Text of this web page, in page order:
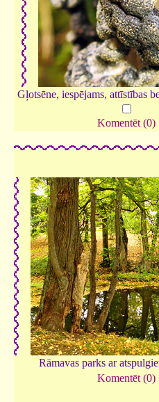
Gļotsēne, iespējams, attīstības
Komentēt (0)
Rāmavas parks ar
Komentēt (0)